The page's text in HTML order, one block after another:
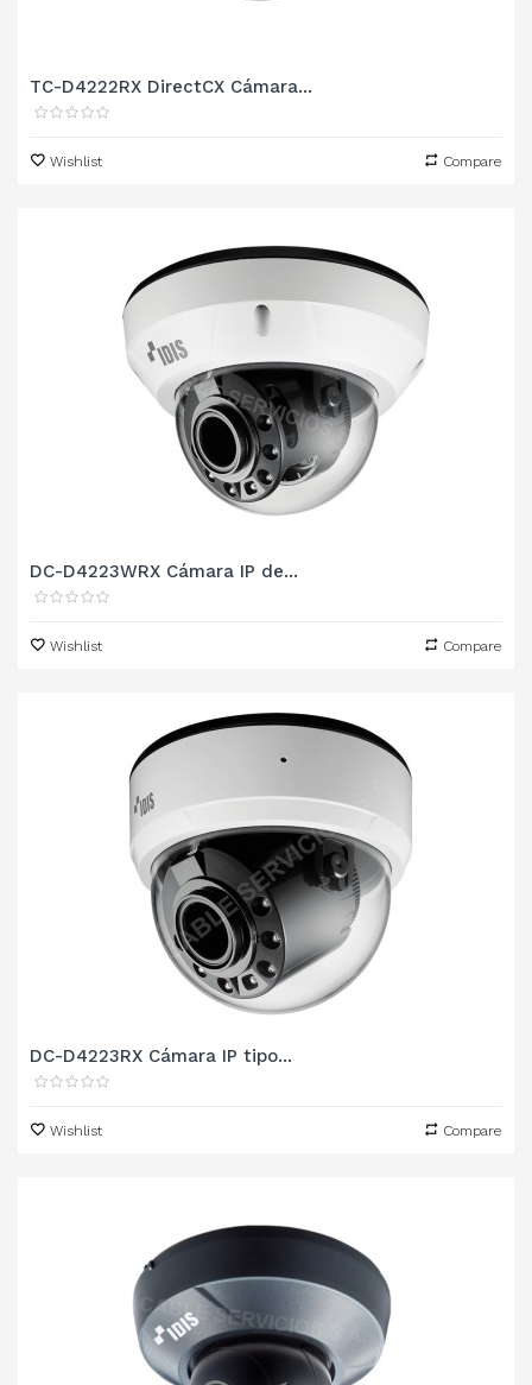
TC-D4222RX DirectCX Cámara...
Wishlist Compare
DC-D4223WRX Cámara IP de...
Wishlist Compare
DC-D4223RX Cámara IP tipo...
Wishlist Compare